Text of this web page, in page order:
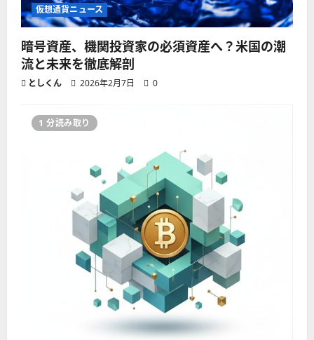
仮想通貨ニュース
暗号資産、機関投資家の必須資産へ？米国の潮
流と未来を徹底解剖
としくん 2026年2月7日 0
1 分読み取り